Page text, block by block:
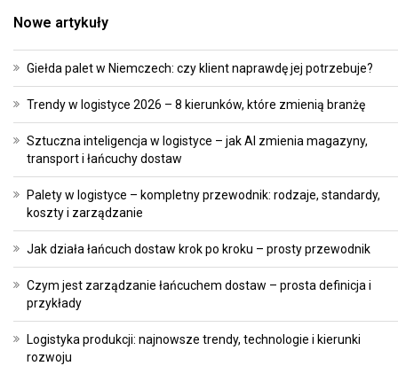
Nowe artykuły
Giełda palet w Niemczech: czy klient naprawdę jej potrzebuje?
Trendy w logistyce 2026 – 8 kierunków, które zmienią branżę
Sztuczna inteligencja w logistyce – jak AI zmienia magazyny,
transport i łańcuchy dostaw
Palety w logistyce – kompletny przewodnik: rodzaje, standardy,
koszty i zarządzanie
Jak działa łańcuch dostaw krok po kroku – prosty przewodnik
Czym jest zarządzanie łańcuchem dostaw – prosta definicja i
przykłady
Logistyka produkcji: najnowsze trendy, technologie i kierunki
rozwoju